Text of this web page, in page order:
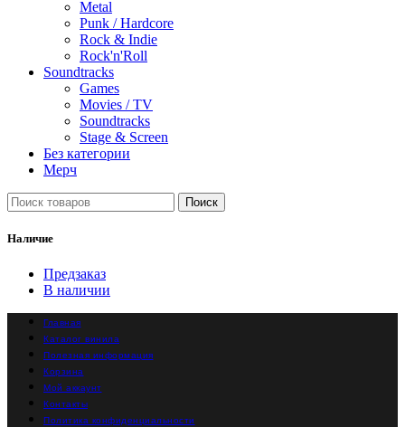
Metal
Punk / Hardcore
Rock & Indie
Rock'n'Roll
Soundtracks
Games
Movies / TV
Soundtracks
Stage & Screen
Без категории
Мерч
Поиск
Наличие
Предзаказ
В наличии
Главная
Каталог винила
Полезная информация
Корзина
Мой аккаунт
Контакты
Политика конфиденциальности